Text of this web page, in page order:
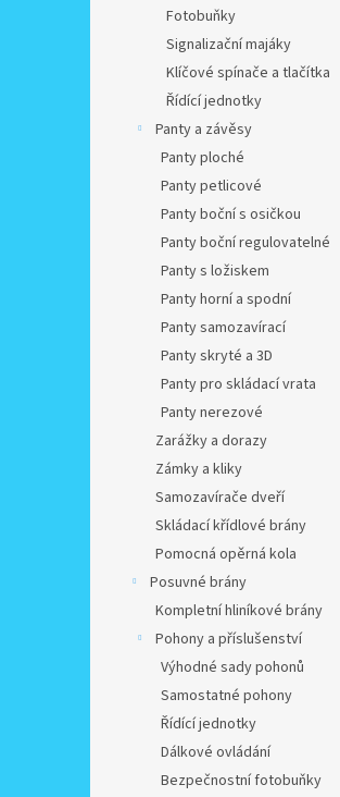
Fotobuňky
Signalizační majáky
Klíčové spínače a tlačítka
Řídící jednotky
Panty a závěsy
Panty ploché
Panty petlicové
Panty boční s osičkou
Panty boční regulovatelné
Panty s ložiskem
Panty horní a spodní
Panty samozavírací
Panty skryté a 3D
Panty pro skládací vrata
Panty nerezové
Zarážky a dorazy
Zámky a kliky
Samozavírače dveří
Skládací křídlové brány
Pomocná opěrná kola
Posuvné brány
Kompletní hliníkové brány
Pohony a příslušenství
Výhodné sady pohonů
Samostatné pohony
Řídící jednotky
Dálkové ovládání
Bezpečnostní fotobuňky